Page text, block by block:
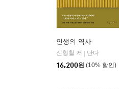
인생의 역사
신형철 저
난다
16,200원 (10% 할인)